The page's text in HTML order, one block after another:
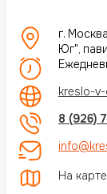
г.
Юг",
kreslo-
8 (926)
На карте